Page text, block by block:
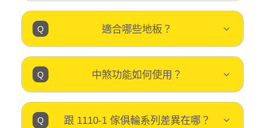
適合哪些地板？
中煞功能如何使用？
跟 1110-1 傢俱輪系列差異在哪？